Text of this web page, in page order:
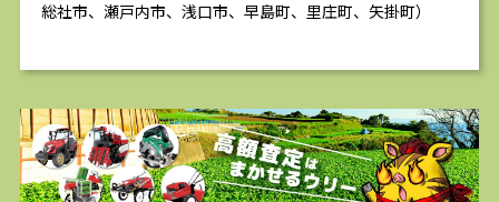
総社市、瀬戸内市、浅口市、早島町、里庄町、矢掛町）